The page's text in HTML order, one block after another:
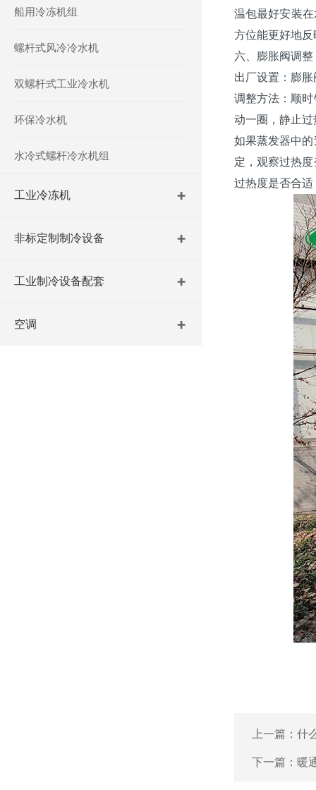
船用冷冻机组
螺杆式风冷冷水机
双螺杆式工业冷水机
环保冷水机
水冷式螺杆冷水机组
工业冷冻机
非标定制制冷设备
工业制冷设备配套
空调
温包最好安装
方位能更好地
六、膨胀阀调整
出厂设置：膨
调整方法：顺
动一圈，静止
如果蒸发器中
定，观察过热
过热度是否合
上一篇： 什
下一篇： 暖